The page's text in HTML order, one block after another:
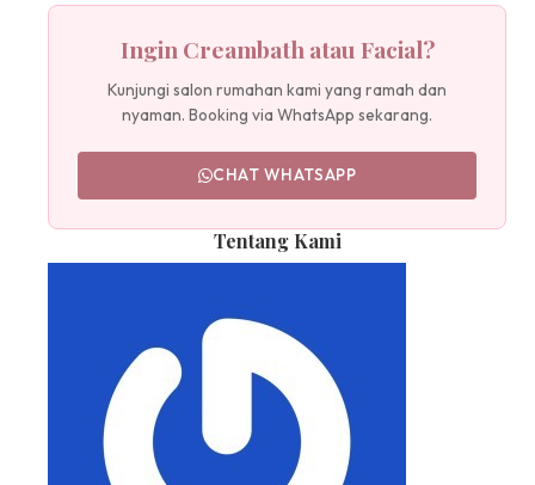
Ingin Creambath atau Facial?
Kunjungi salon rumahan kami yang ramah dan
nyaman. Booking via WhatsApp sekarang.
CHAT WHATSAPP
Tentang Kami